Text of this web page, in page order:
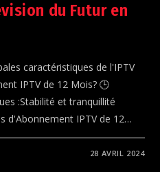
du Futur en
caractéristiques de l'IPTV
IPTV de 12 Mois? 🕒
:Stabilité et tranquillité
d'Abonnement IPTV de 12…
28 AVRIL 2024